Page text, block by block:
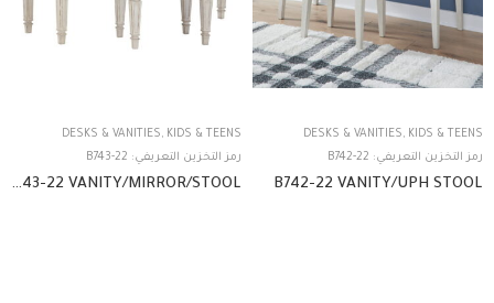
DESKS & VANITIES, KIDS & TEENS
رمز التخزين التعريفي: B742-22
B742-22 VANITY/UPH STOOL
DESKS & VANITIES, KIDS & TEENS
رمز التخزين التعريفي: B743-22
B743-22 VANITY/MIRROR/STOOL